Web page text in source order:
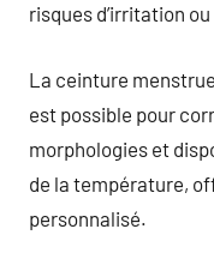
risques d’irritation
La ceinture
est possible pour
morphologies et
de la température,
personnalisé.